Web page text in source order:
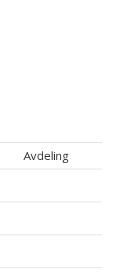
Avdeling